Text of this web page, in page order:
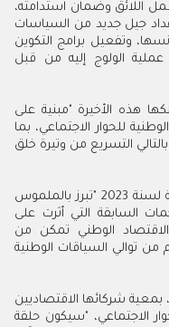
اللائق وضمان استدامته،
جيل جديد من السياسات
وتفعيل برامج التكوين
الولوج إليه من قبل
هذه الأخيرة "مبنية على
للحوار الاجتماعي، بما
التسريع من وتيرة خلق
ولفت إلى أن المؤشرات الإقتصادية النهائية لسنة 2023 "تبرز بالملموس
السابقة التي أثرت على
الوطني تمكن من
من توالي السياقات الوطنية
شركائها الاقتصاديين
الاجتماعي، "سيكون حلقة